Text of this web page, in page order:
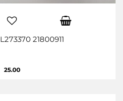
21800911
25.00